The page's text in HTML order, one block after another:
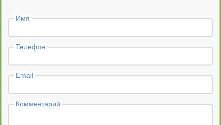
Имя
Телефон
Email
Комментарий